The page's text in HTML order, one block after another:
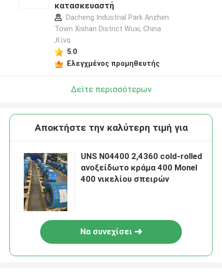
κατασκευαστή
Dacheng Industrial Park Anzhen
Town Xishan District Wuxi, China
,Κίνα
5.0
Ελεγχμένος προμηθευτής
Δείτε περισσότερων
Αποκτήστε την καλύτερη τιμή για
UNS N04400 2,4360 cold-rolled
ανοξείδωτο κράμα 400 Monel
400 νικελίου σπειρών
Να συνεχίσει